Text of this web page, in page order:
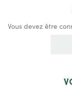
Vous devez être